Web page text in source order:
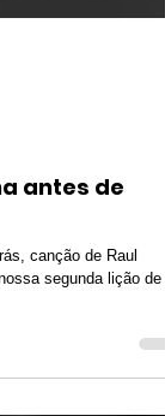
antes de
canção de Raul
segunda lição de